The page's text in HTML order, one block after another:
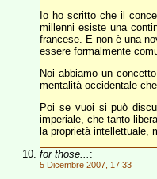
Io ho scritto che il
millenni esiste una
francese. E non è una
essere formalmente
Noi abbiamo un
mentalità occidentale
Poi se vuoi si può
imperiale, che tanto
la proprietà intellettuale,
for those... :
5 Dicembre 2007, 17:33